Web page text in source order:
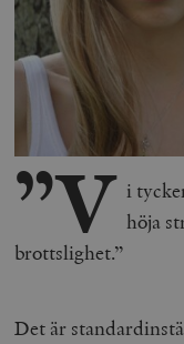
”V i
höja
brottslighet.”
Det är